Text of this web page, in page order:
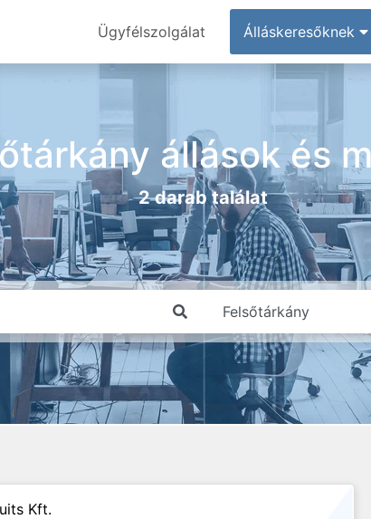
Ügyfélszolgálat Álláskeresőknek
állások és
2 darab találat
Kft.